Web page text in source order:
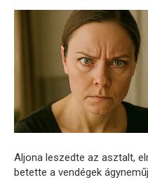
Aljona leszedte az asztalt,
betette a vendégek